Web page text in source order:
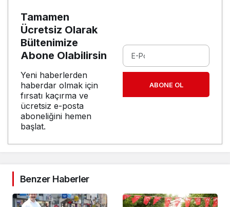
Tamamen
Ücretsiz Olarak
Bültenimize
Abone Olabilirsin
Yeni haberlerden
haberdar olmak için
fırsatı kaçırma ve
ücretsiz e-posta
aboneliğini hemen
başlat.
ABONE OL
Benzer Haberler